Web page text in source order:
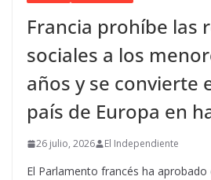
Francia prohíbe las
sociales a los
años y se convierte
país de Europa en
26 julio, 2026 El Independiente
El Parlamento francés ha